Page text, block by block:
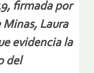
firmada por
Laura
evidencia la
del